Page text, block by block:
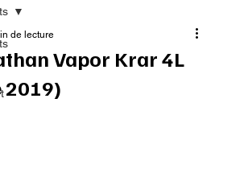
Vapor Krar 4L
2019)
de lecture